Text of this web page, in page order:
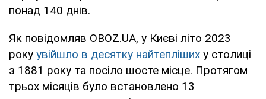
понад 140 днів.
Як повідомляв OBOZ.UA, у Києві літо 2023
року увійшло в десятку найтепліших у столиці
з 1881 року та посіло шосте місце. Протягом
трьох місяців було встановлено 13